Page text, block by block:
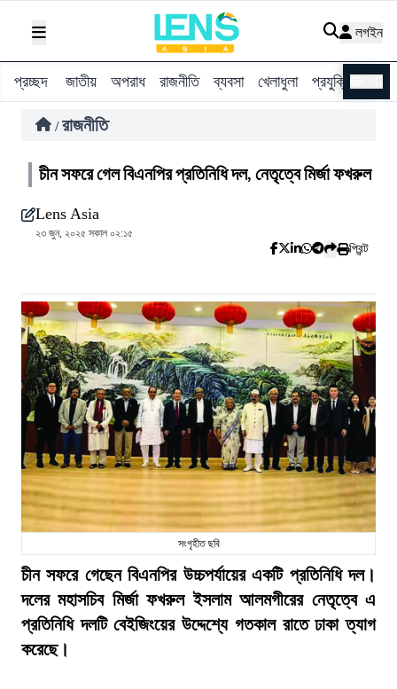
লগইন
প্রচ্ছদ জাতীয় অপরাধ রাজনীতি ব্যবসা খেলাধুলা প্রযুক্তি
/ রাজনীতি
চীন সফরে গেল বিএনপির প্রতিনিধি দল, নেতৃত্বে মির্জা ফখরুল
Lens Asia
২৩ জুন, ২০২৫ সকাল ০২:১৫
প্রিন্ট
সংগৃহীত ছবি
চীন সফরে গেছেন বিএনপির উচ্চপর্যায়ের একটি প্রতিনিধি দল।
দলের মহাসচিব মির্জা ফখরুল ইসলাম আলমগীরের নেতৃত্বে এ
প্রতিনিধি দলটি বেইজিংয়ের উদ্দেশ্যে গতকাল রাতে ঢাকা ত্যাগ
করেছে।